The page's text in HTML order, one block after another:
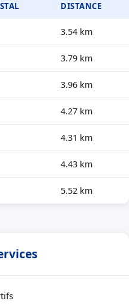
DISTANCE
3.54 km
3.79 km
3.96 km
4.27 km
4.31 km
4.43 km
5.52 km